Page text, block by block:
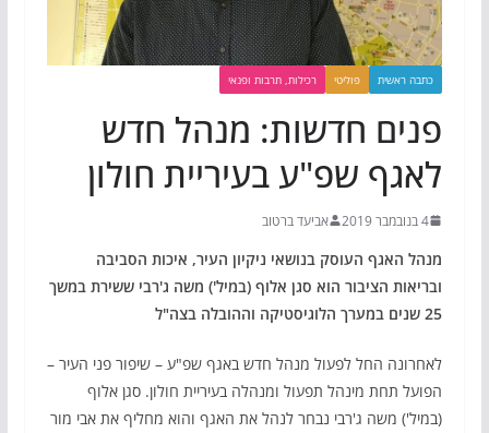
כתבה ראשית פוליטי רכילות, תרבות ופנאי
פנים חדשות: מנהל חדש
לאגף שפ"ע בעיריית חולון
4 בנובמבר 2019 אביעד ברטוב
מנהל האגף העוסק בנושאי ניקיון העיר, איכות הסביבה
ובריאות הציבור הוא סגן אלוף (במיל') משה ג'רבי ששירת במשך
25 שנים במערך הלוגיסטיקה וההובלה בצה"ל
לאחרונה החל לפעול מנהל חדש באגף שפ"ע – שיפור פני העיר –
הפועל תחת מינהל תפעול ומנהלה בעיריית חולון. סגן אלוף
(במיל') משה ג'רבי נבחר לנהל את האגף והוא מחליף את אבי מור